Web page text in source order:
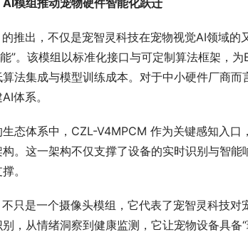
模组推动宠物硬件智能化跃迁
推出，不仅是宠智灵科技在宠物视觉AI领域的
”。该模组以标准化接口与可定制算法框架，
法集成与模型训练成本。对于中小硬件厂商
体系。
态体系中，CZL-V4MPCM 作为关键感知入
。这一架构不仅支撑了设备的实时识别与智
。
只是一个摄像头模组，它代表了宠智灵科技
，从情绪洞察到健康监测，它让宠物设备具备“